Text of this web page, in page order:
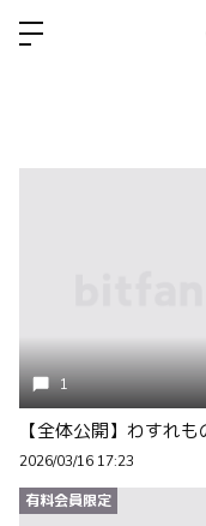
1
2026/03/16 17:23
有料会員限定